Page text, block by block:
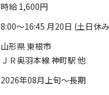
時給 1,600円
8:00～16:45 月20日 (土日休
山形県 東根市
ＪＲ奥羽本線 神町駅 他
2026年08月上旬～長期